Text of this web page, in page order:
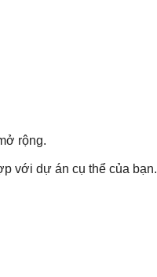
rộng.
với dự án cụ thể của bạn.